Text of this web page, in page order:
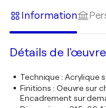
Information
Détails de l'œuvre
Technique: Acrylique
Finitions : Oeuvre sur
Encadrement sur